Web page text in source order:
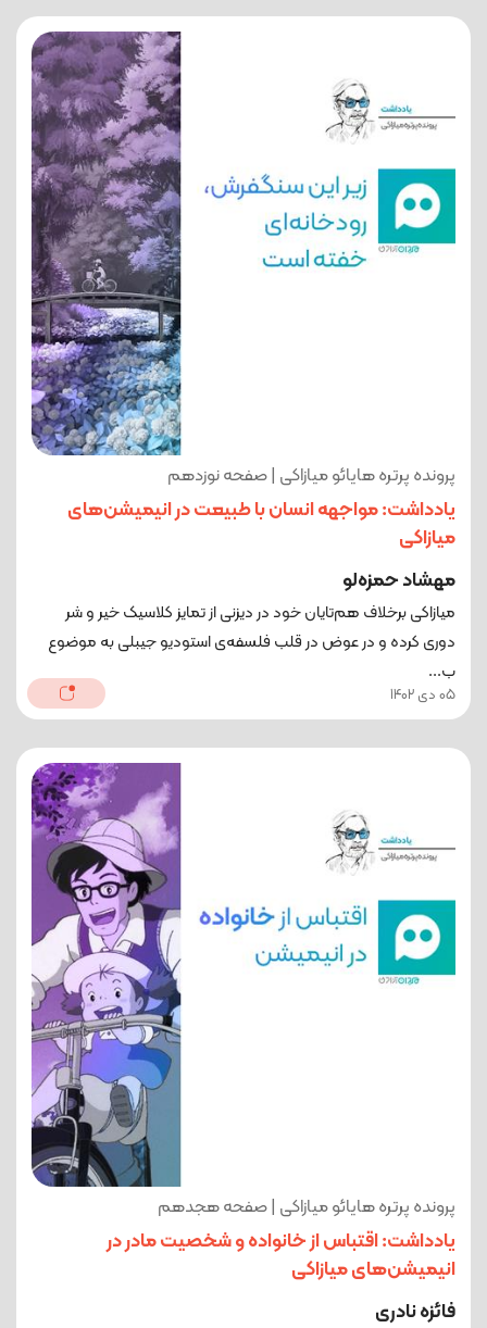
پرونده پرتره هایائو میازاکی | صفحه نوزدهم
یادداشت: مواجهه انسان با طبیعت در انیمیشن‌های
میازاکی
مهشاد حمزه‌لو
میازاکی برخلاف هم‌تایان خود در دیزنی از تمایز کلاسیک خیر و شر
دوری کرده و در عوض در قلب فلسفه‌ی استودیو جیبلی به موضوع
ب...
05 دی 1402
پرونده پرتره هایائو میازاکی | صفحه هجدهم
یادداشت: اقتباس از خانواده و شخصیت مادر در
انیمیشن‌های میازاکی
فائزه نادری